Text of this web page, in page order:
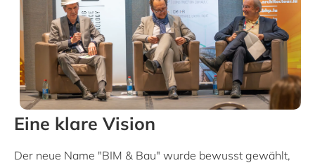
Eine klare Vision
Der neue Name "BIM & Bau" wurde bewusst gewählt,